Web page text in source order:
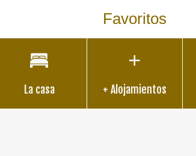
Favoritos
La casa + Alojamientos